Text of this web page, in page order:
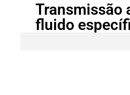
Transmissão
fluido